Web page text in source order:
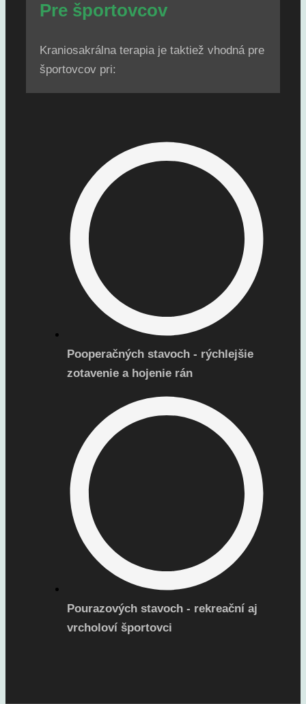
Pre športovcov
Kraniosakrálna terapia je taktiež vhodná pre
športovcov pri:
Pooperačných stavoch - rýchlejšie
zotavenie a hojenie rán
Pourazových stavoch - rekreační aj
vrcholoví športovci